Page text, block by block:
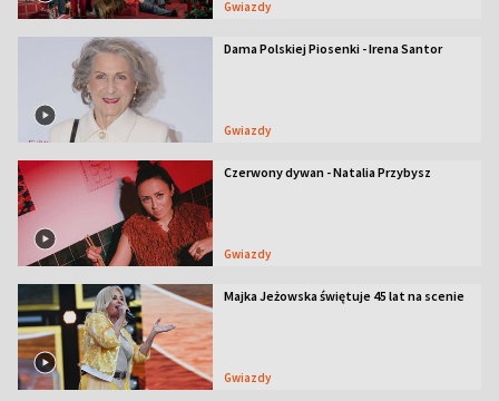
Gwiazdy
Dama Polskiej Piosenki - Irena Santor
Gwiazdy
Czerwony dywan - Natalia Przybysz
Gwiazdy
Majka Jeżowska świętuje 45 lat na scenie
Gwiazdy